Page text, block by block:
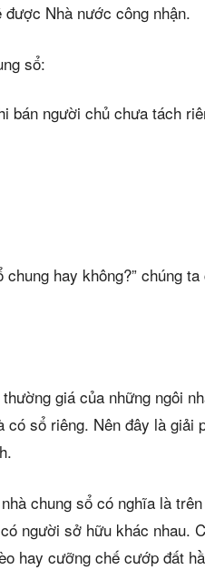
Nhà nước công nhận.
sổ:
bán người chủ chưa tách
hay không?” chúng
giá của những ngôi
sổ riêng. Nên đây là giải
chung sổ có nghĩa là
người sở hữu khác nhau.
hay cưỡng chế cướp đất